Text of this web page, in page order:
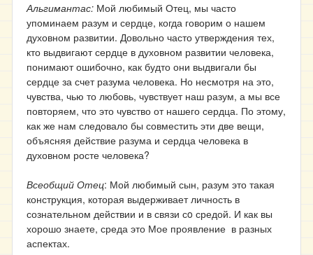
Альгимантас: Мой любимый Отец, мы часто
упоминаем разум и сердце, когда говорим о нашем
духовном развитии. Довольно часто утверждения тех,
кто выдвигают сердце в духовном развитии человека,
понимают ошибочно, как будто они выдвигали бы
сердце за счет разума человека. Но несмотря на это,
чувства, чью то любовь, чувствует наш разум, а мы все
повторяем, что это чувство от нашего сердца. По этому,
как же нам следовало бы совместить эти две вещи,
объясняя действие разума и сердца человека в
духовном росте человека?
Всеобщий Отец: Мой любимый сын, разум это такая
конструкция, которая выдерживает личность в
сознательном действии и в связи сo средой. И как вы
хорошо знаете, среда это Мое проявление в разных
аспектах.